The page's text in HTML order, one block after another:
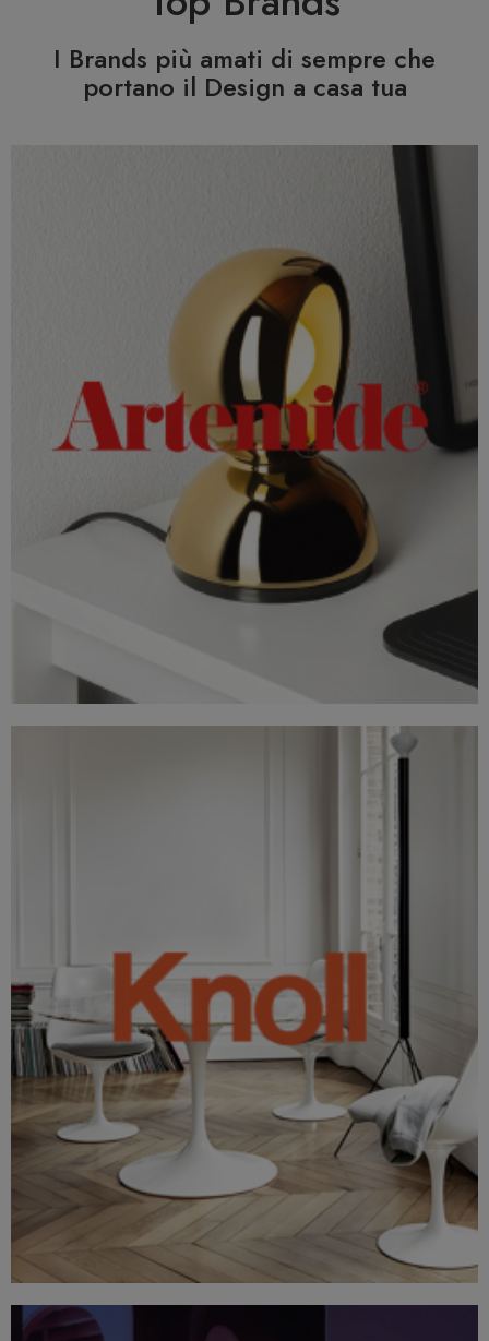
I Brands più amati di sempre che
portano il Design a casa tua